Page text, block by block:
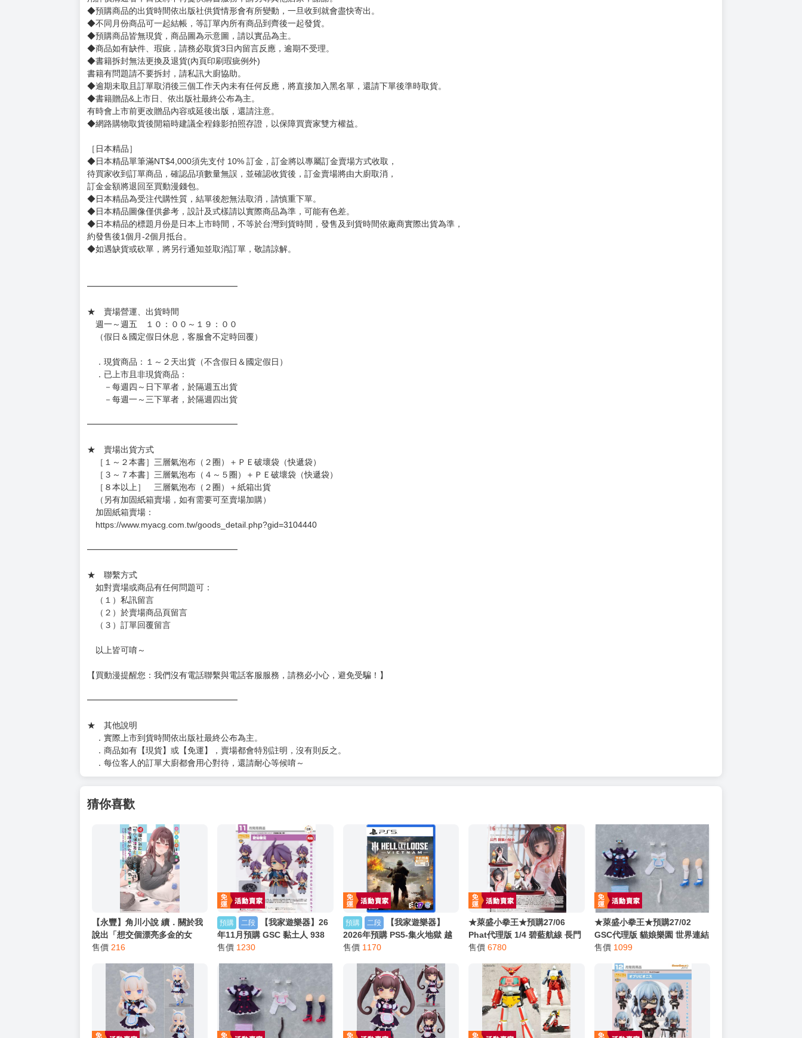
◆預購商品的出貨時間依出版社供貨情形會有所變動，一旦收到就會盡快寄出。
◆不同月份商品可一起結帳，等訂單內所有商品到齊後一起發貨。
◆預購商品皆無現貨，商品圖為示意圖，請以實品為主。
◆商品如有缺件、瑕疵，請務必取貨3日內留言反應，逾期不受理。
◆書籍拆封無法更換及退貨(內頁印刷瑕疵例外)
書籍有問題請不要拆封，請私訊大廚協助。
◆逾期未取且訂單取消後三個工作天內未有任何反應，將直接加入黑名單，還請下單後準時取貨。
◆書籍贈品&上市日、依出版社最終公布為主。
有時會上市前更改贈品內容或延後出版，還請注意。
◆網路購物取貨後開箱時建議全程錄影拍照存證，以保障買賣家雙方權益。
［日本精品］
◆日本精品單筆滿NT$4,000須先支付 10% 訂金，訂金將以專屬訂金賣場方式收取，
待買家收到訂單商品，確認品項數量無誤，並確認收貨後，訂金賣場將由大廚取消，
訂金金額將退回至買動漫錢包。
◆日本精品為受注代購性質，結單後恕無法取消，請慎重下單。
◆日本精品圖像僅供參考，設計及式樣請以實際商品為準，可能有色差。
◆日本精品的標題月份是日本上市時間，不等於台灣到貨時間，發售及到貨時間依廠商實際出貨為準，
約發售後1個月-2個月抵台。
◆如遇缺貨或砍單，將另行通知並取消訂單，敬請諒解。
━━━━━━━━━━━━━━━━━━
★ 賣場營運、出貨時間
週一～週五 １０：００～１９：００
（假日＆國定假日休息，客服會不定時回覆）
．現貨商品：１～２天出貨（不含假日＆國定假日）
．已上市且非現貨商品：
－每週四～日下單者，於隔週五出貨
－每週一～三下單者，於隔週四出貨
━━━━━━━━━━━━━━━━━━
★ 賣場出貨方式
［１～２本書］三層氣泡布（２圈）＋ＰＥ破壞袋（快遞袋）
［３～７本書］三層氣泡布（４～５圈）＋ＰＥ破壞袋（快遞袋）
［８本以上］ 三層氣泡布（２圈）＋紙箱出貨
（另有加固紙箱賣場，如有需要可至賣場加購）
加固紙箱賣場：
https://www.myacg.com.tw/goods_detail.php?gid=3104440
━━━━━━━━━━━━━━━━━━
★ 聯繫方式
如對賣場或商品有任何問題可：
（１）私訊留言
（２）於賣場商品頁留言
（３）訂單回覆留言
以上皆可唷～
【買動漫提醒您：我們沒有電話聯繫與電話客服服務，請務必小心，避免受騙！】
━━━━━━━━━━━━━━━━━━
★ 其他說明
．實際上市到貨時間依出版社最終公布為主。
．商品如有【現貨】或【免運】，賣場都會特別註明，沒有則反之。
．每位客人的訂單大廚都會用心對待，還請耐心等候唷～
猜你喜歡
【永豐】角川小說 續．關於我
說出「想交個漂亮多金的女
友」後，懷有隱情的女生就找
2026/07/22
售價 216
預購 二段
【我家遊樂器】26
年11月預購 GSC 黏土人 938
刀劍亂舞ONLINE 歌仙兼定 再
售價 1230
預購 二段
【我家遊樂器】
2026年預購 PS5-集火地獄 越
南 中文版
售價 1170
★萊盛小拳王★預購27/06
Phat代理版 1/4 碧藍航線 長門
神子的牽心結緣 0816
售價 6780
★萊盛小拳王★預購27/02
GSC代理版 貓娘樂園 世界連結
黏土娃 服裝套組 香草 0816
售價 1099